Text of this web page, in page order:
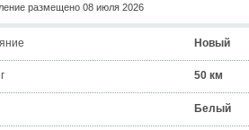
размещено 08 июля 2026
Новый
50 км
Белый